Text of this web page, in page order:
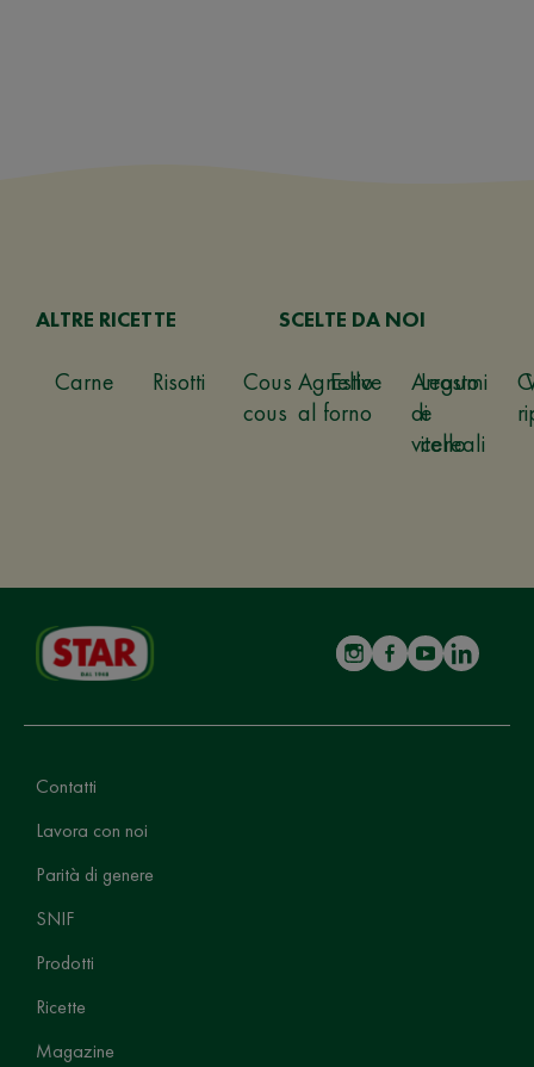
ALTRE RICETTE
Carne Risotti
Cous
cous
Estive
Legumi
e
cereali
SCELTE DA NOI
Agnello
al forno
Arrosto
di
vitello
Contatti
Lavora con noi
Parità di genere
SNIF
Prodotti
Ricette
Magazine